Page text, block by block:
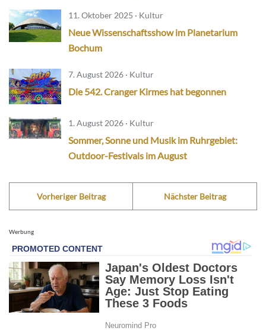
11. Oktober 2025 · Kultur
Neue Wissenschaftsshow im Planetarium
Bochum
7. August 2026 · Kultur
Die 542. Cranger Kirmes hat begonnen
1. August 2026 · Kultur
Sommer, Sonne und Musik im Ruhrgebiet:
Outdoor-Festivals im August
Vorheriger Beitrag Nächster Beitrag
Werbung